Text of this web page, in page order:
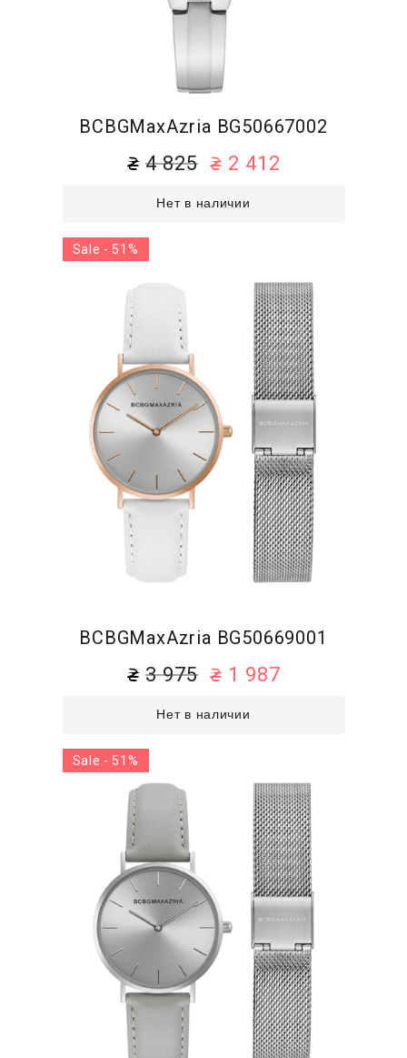
BCBGMaxAzria BG50667002
4 825 2 412
Нет в наличии
BCBGMaxAzria BG50669001
3 975 1 987
Нет в наличии
Sale - 51%
Sale - 51%